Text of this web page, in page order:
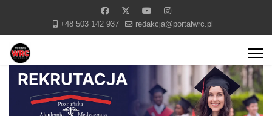
+48 503 142 937 redakcja@portalwrc.pl